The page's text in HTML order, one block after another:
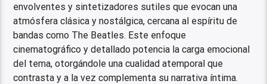
envolventes y sintetizadores sutiles que evocan una
atmósfera clásica y nostálgica, cercana al espíritu de
bandas como The Beatles. Este enfoque
cinematográfico y detallado potencia la carga emocional
del tema, otorgándole una cualidad atemporal que
contrasta y a la vez complementa su narrativa íntima.